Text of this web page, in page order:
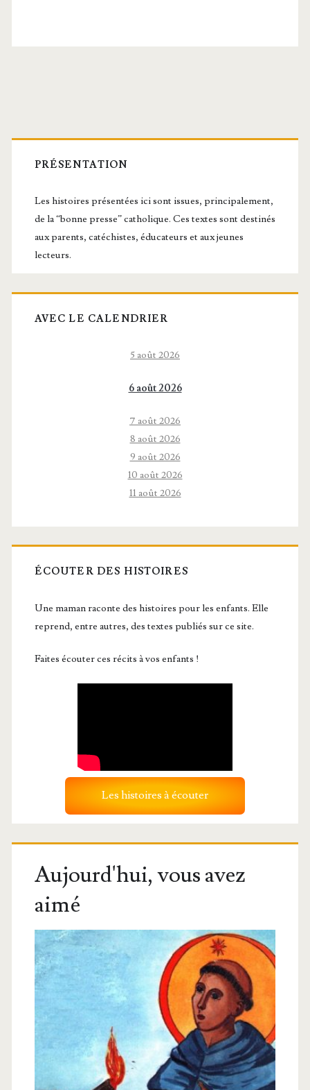
Barre
latérale
principale
PRÉSENTATION
Les histoires présentées ici sont issues, principalement,
de la “bonne presse” catholique. Ces textes sont destinés
aux parents, catéchistes, éducateurs et aux jeunes
lecteurs.
AVEC LE CALENDRIER
5 août 2026
6 août 2026
7 août 2026
8 août 2026
9 août 2026
10 août 2026
11 août 2026
ÉCOUTER DES HISTOIRES
Une maman raconte des histoires pour les enfants. Elle
reprend, entre autres, des textes publiés sur ce site.
Faites écouter ces récits à vos enfants !
Les histoires à écouter
Aujourd'hui, vous avez
aimé